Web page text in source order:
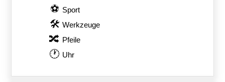
⚽ Sport
🛠 Werkzeuge
🔀 Pfeile
🕐 Uhr